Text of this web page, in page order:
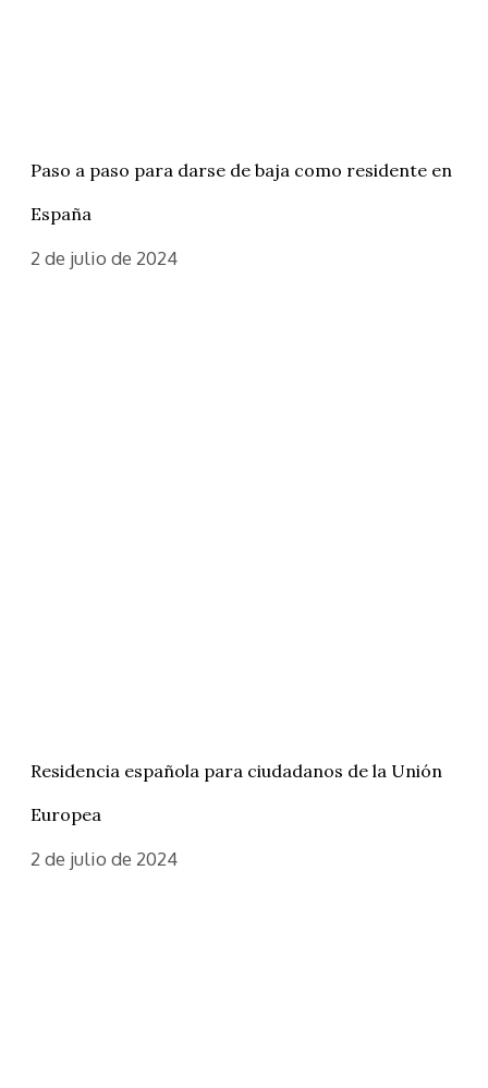
Paso a paso para darse de baja como residente en
España
2 de julio de 2024
Residencia española para ciudadanos de la Unión
Europea
2 de julio de 2024